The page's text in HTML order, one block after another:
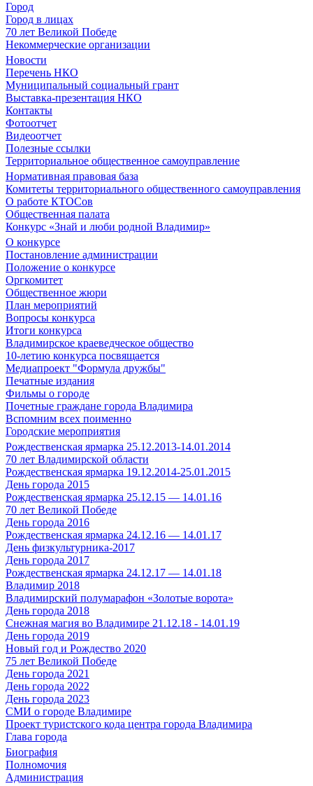
Город
Город в лицах
70 лет Великой Победе
Некоммерческие организации
Новости
Перечень НКО
Муниципальный социальный грант
Выставка-презентация НКО
Контакты
Фотоотчет
Видеоотчет
Полезные ссылки
Территориальное общественное самоуправление
Нормативная правовая база
Комитеты территориального общественного самоуправления
О работе КТОСов
Общественная палата
Конкурс «Знай и люби родной Владимир»
О конкурсе
Постановление администрации
Положение о конкурсе
Оргкомитет
Общественное жюри
План мероприятий
Вопросы конкурса
Итоги конкурса
Владимирское краеведческое общество
10-летию конкурса посвящается
Медиапроект "Формула дружбы"
Печатные издания
Фильмы о городе
Почетные граждане города Владимира
Вспомним всех поименно
Городские мероприятия
Рождественская ярмарка 25.12.2013-14.01.2014
70 лет Владимирской области
Рождественская ярмарка 19.12.2014-25.01.2015
День города 2015
Рождественская ярмарка 25.12.15 — 14.01.16
70 лет Великой Победе
День города 2016
Рождественская ярмарка 24.12.16 — 14.01.17
День физкультурника-2017
День города 2017
Рождественская ярмарка 24.12.17 — 14.01.18
Владимир 2018
Владимирский полумарафон «Золотые ворота»
День города 2018
Снежная магия во Владимире 21.12.18 - 14.01.19
День города 2019
Новый год и Рождество 2020
75 лет Великой Победе
День города 2021
День города 2022
День города 2023
СМИ о городе Владимире
Проект туристского кода центра города Владимира
Глава города
Биография
Полномочия
Администрация